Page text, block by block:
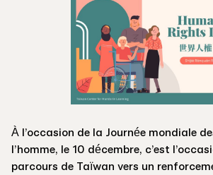
À l’occasion de la Journée mondiale
l’homme, le 10 décembre, c’est
parcours de Taïwan vers un